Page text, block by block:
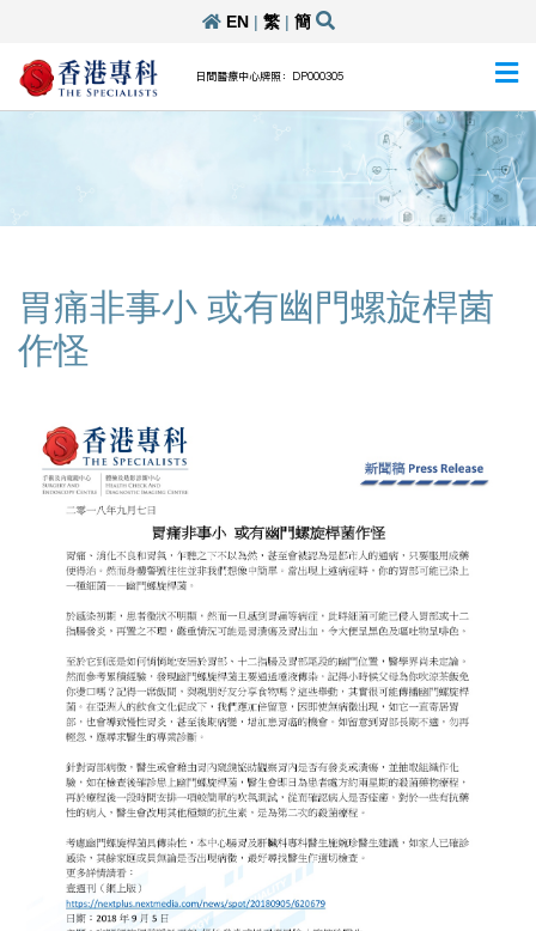
EN| 繁| 簡
日間醫療中心牌照：DP000305
胃痛非事小 或有幽門螺旋桿菌
作怪